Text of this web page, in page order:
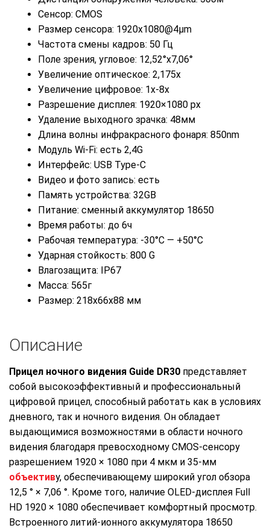
Сенсор: CMOS
Размер сенсора: 1920х1080@4μm
Частота смены кадров: 50 Гц
Поле зрения, угловое: 12,52°х7,06°
Увеличение оптическое: 2,175x
Увеличение цифровое: 1x-8x
Разрешение дисплея: 1920×1080 px
Удаление выходного зрачка: 48мм
Длина волны инфракрасного фонаря: 850nm
Модуль Wi-Fi: есть 2,4G
Интерфейс: USB Type-C
Видео и фото запись: есть
Память устройства: 32GB
Питание: сменный аккумулятор 18650
Время работы: до 6ч
Рабочая температура: -30°C — +50°C
Ударная стойкость: 800 G
Влагозащита: IP67
Масса: 565г
Размер: 218x66x88 мм
Описание
Прицел ночного видения Guide DR30 представляет
собой высокоэффективный и профессиональный
цифровой прицел, способный работать как в условиях
дневного, так и ночного видения. Он обладает
выдающимися возможностями в области ночного
видения благодаря превосходному CMOS-сенсору
разрешением 1920 × 1080 при 4 мкм и 35-мм
объективу, обеспечивающему широкий угол обзора
12,5 ° × 7,06 °. Кроме того, наличие OLED-дисплея Full
HD 1920 × 1080 обеспечивает комфортный просмотр.
Встроенного литий-ионного аккумулятора 18650